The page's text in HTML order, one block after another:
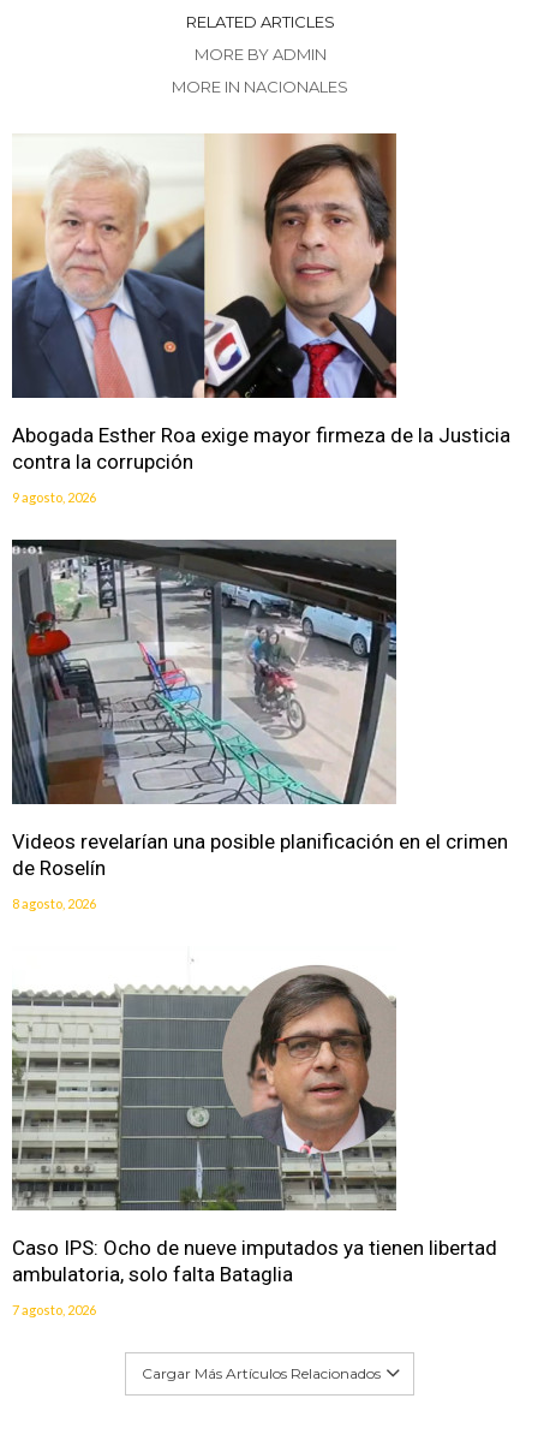
RELATED ARTICLES
MORE BY ADMIN
MORE IN NACIONALES
Abogada Esther Roa exige mayor firmeza de la Justicia
contra la corrupción
9 agosto, 2026
Videos revelarían una posible planificación en el crimen
de Roselín
8 agosto, 2026
Caso IPS: Ocho de nueve imputados ya tienen libertad
ambulatoria, solo falta Bataglia
7 agosto, 2026
Cargar Más Artículos Relacionados